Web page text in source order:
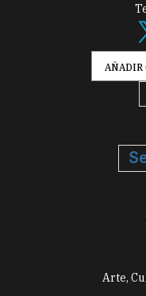
AÑADIR
Arte,